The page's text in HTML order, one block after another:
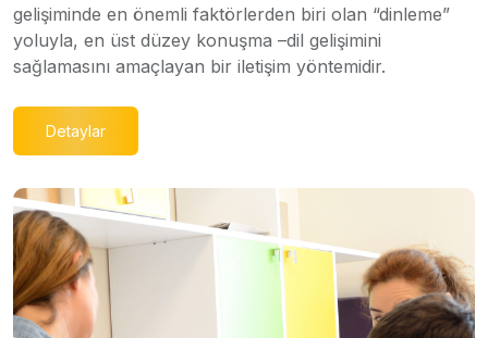
gelişiminde en önemli faktörlerden biri olan “dinleme”
yoluyla, en üst düzey konuşma –dil gelişimini
sağlamasını amaçlayan bir iletişim yöntemidir.
Detaylar